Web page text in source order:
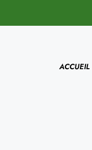
ACCUEIL